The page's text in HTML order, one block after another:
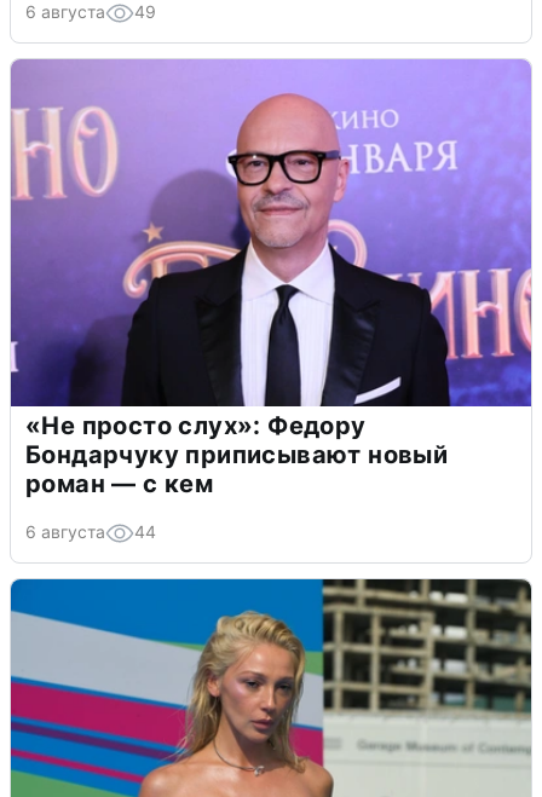
6 августа 49
«Не просто слух»: Федору
Бондарчуку приписывают новый
роман — с кем
6 августа 44